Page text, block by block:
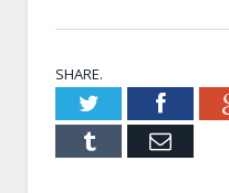
SHARE.
Twitter
Tumblr Email